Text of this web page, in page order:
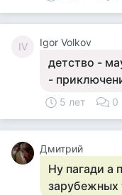
IV Igor Volkov
детство -
-
5 лет 0
Дмитрий
Ну пагади а
зарубежных